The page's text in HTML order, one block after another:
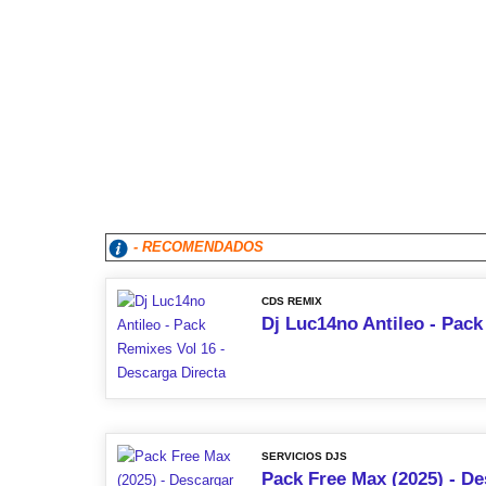
- RECOMENDADOS
CDS REMIX
Dj Luc14no Antileo -
SERVICIOS DJS
Pack Free Max (2025) -